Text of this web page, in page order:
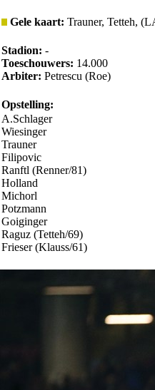
Gele kaart: Trauner, Tetteh,
Stadion: -
Toeschouwers: 14.000
Arbiter: Petrescu (Roe)
Opstelling:
A.Schlager
Wiesinger
Trauner
Filipovic
Ranftl (Renner/81)
Holland
Michorl
Potzmann
Goiginger
Raguz (Tetteh/69)
Frieser (Klauss/61)